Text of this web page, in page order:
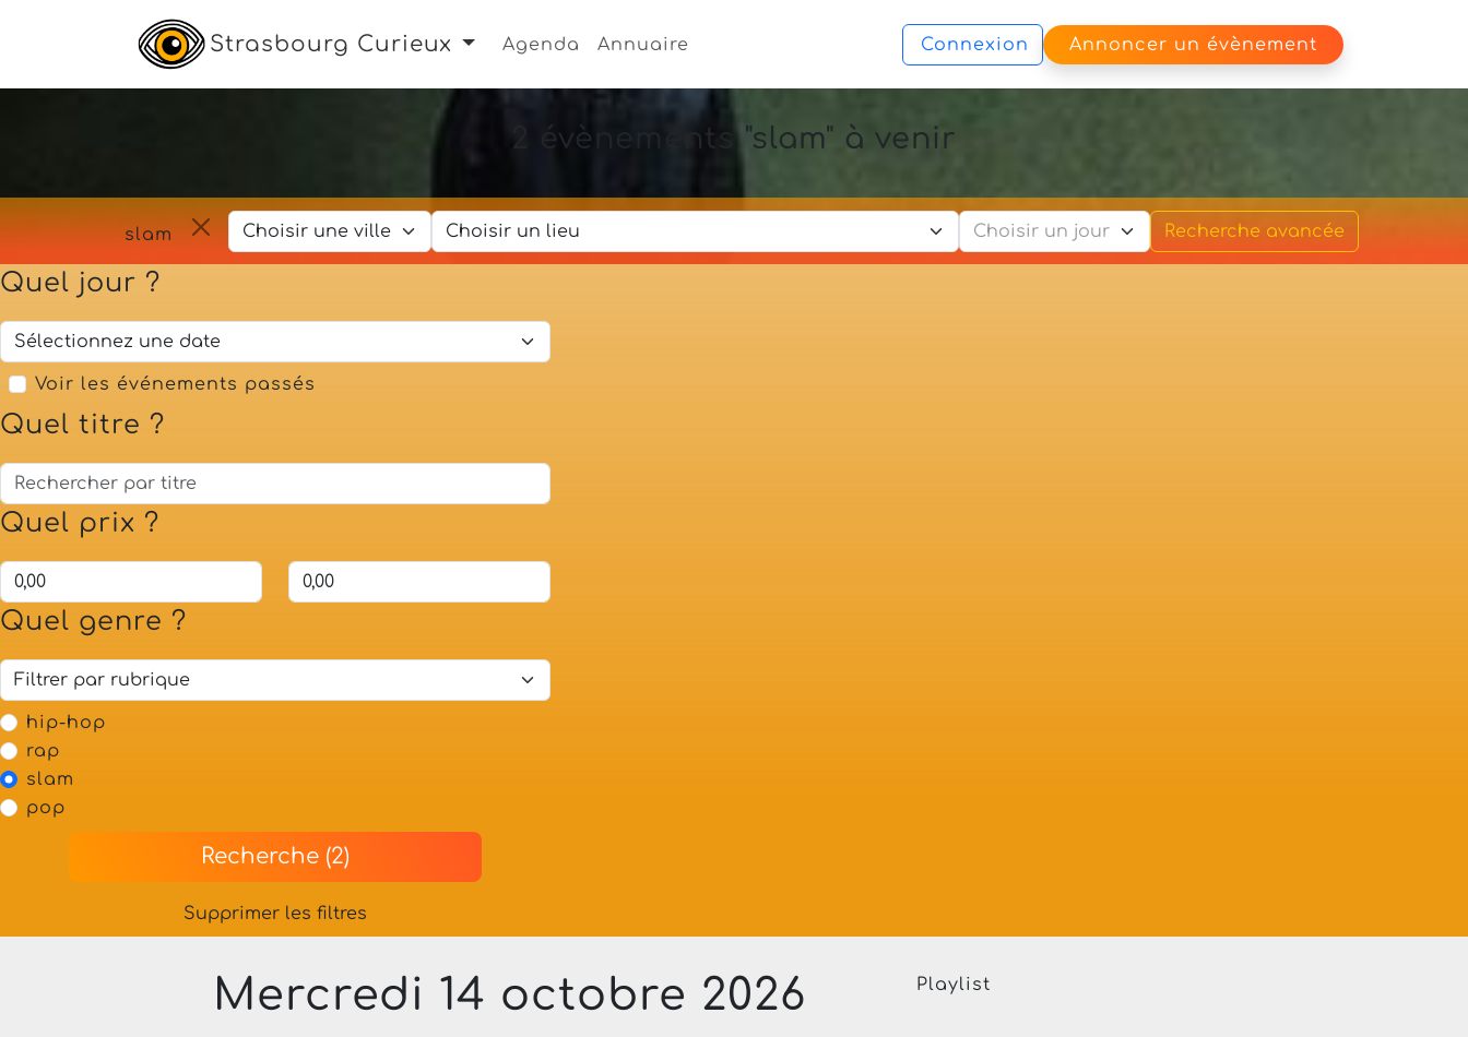
Strasbourg Curieux Agenda Annuaire Connexion Annoncer un évènement
2 évènements "slam" à venir
slam Recherche avancée
Quel jour ?
Voir les événements passés
Quel titre ?
Quel prix ?
Quel genre ?
hip-hop
rap
slam
pop
Recherche (2)
Supprimer les filtres
Playlist
Mercredi 14 octobre 2026